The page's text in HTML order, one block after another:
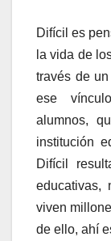
Difícil es
la vida de
través de
ese
alumnos,
institución
Difícil
viven
de ello, ahí